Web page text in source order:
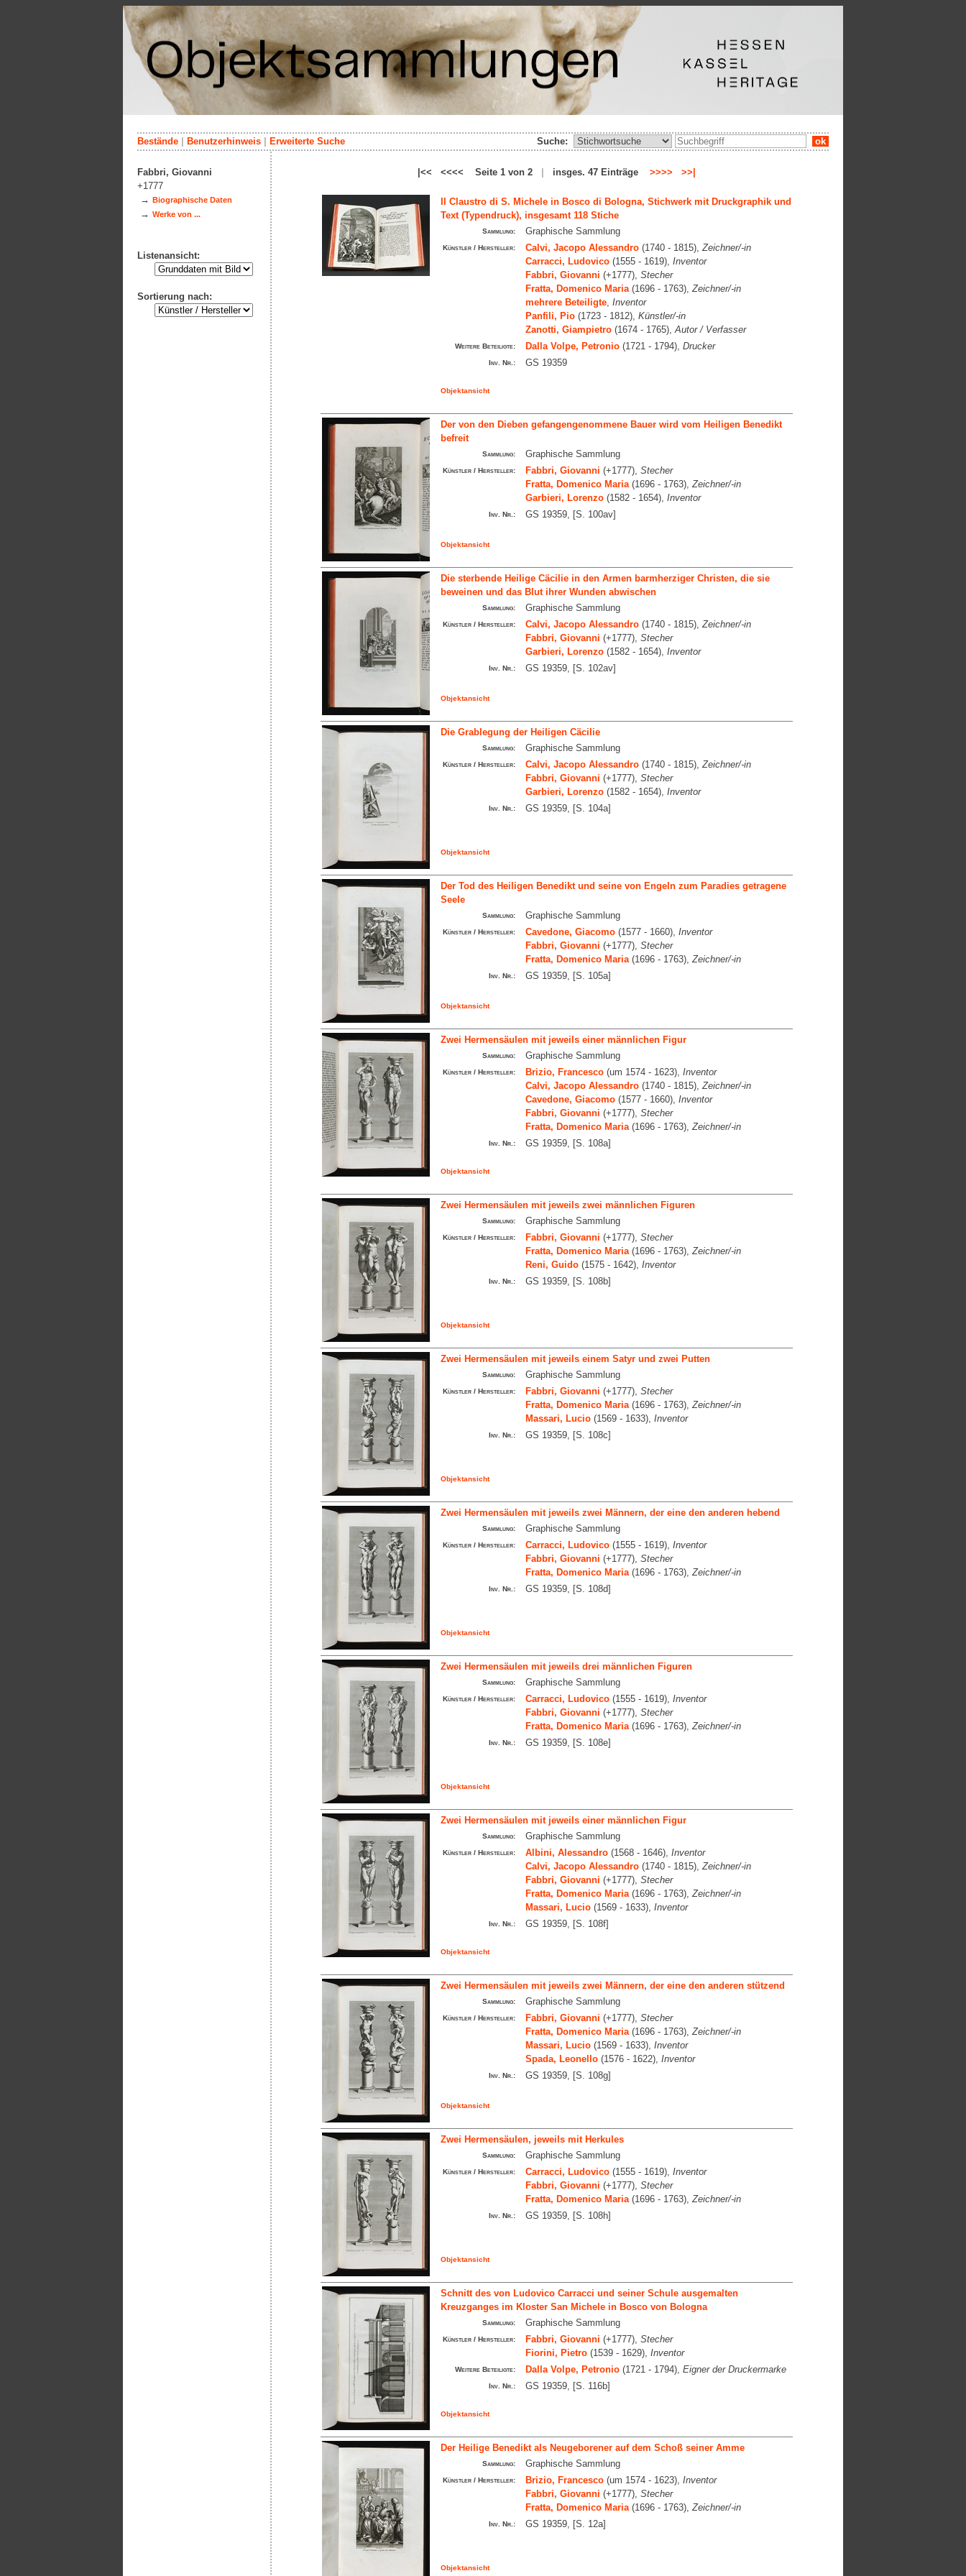
Suche: ok
Bestände Benutzerhinweis Erweiterte Suche
|<< <<<< Seite 1 von 2 insges. 47 Einträge >>>> >>|
Il Claustro di S. Michele in Bosco di Bologna, Stichwerk mit Druckgraphik und
Text (Typendruck), insgesamt 118 Stiche
Sammlung: Graphische Sammlung
Künstler / Hersteller: Calvi, Jacopo Alessandro(1740 - 1815),Zeichner/-in
Carracci, Ludovico(1555 - 1619), Inventor
Fabbri, Giovanni (+1777), Stecher
Fratta, Domenico Maria(1696 - 1763),Zeichner/-in
mehrere Beteiligte, Inventor
Panfili, Pio(1723 - 1812), Künstler/-in
Zanotti, Giampietro(1674 - 1765),Autor / Verfasser
Weitere Beteiligte: Dalla Volpe, Petronio(1721 - 1794), Drucker
Inv. Nr.: GS 19359
Objektansicht
Der von den Dieben gefangengenommene Bauer wird vom Heiligen Benedikt
befreit
Sammlung: Graphische Sammlung
Künstler / Hersteller: Fabbri, Giovanni (+1777), Stecher
Fratta, Domenico Maria(1696 - 1763),Zeichner/-in
Garbieri, Lorenzo(1582 - 1654), Inventor
Inv. Nr.: GS 19359, [S. 100av]
Objektansicht
Die sterbende Heilige Cäcilie in den Armen barmherziger Christen, die sie
beweinen und das Blut ihrer Wunden abwischen
Sammlung: Graphische Sammlung
Künstler / Hersteller: Calvi, Jacopo Alessandro(1740 - 1815),Zeichner/-in
Fabbri, Giovanni (+1777), Stecher
Garbieri, Lorenzo(1582 - 1654), Inventor
Inv. Nr.: GS 19359, [S. 102av]
Objektansicht
Die Grablegung der Heiligen Cäcilie
Sammlung: Graphische Sammlung
Künstler / Hersteller: Calvi, Jacopo Alessandro(1740 - 1815),Zeichner/-in
Fabbri, Giovanni (+1777), Stecher
Garbieri, Lorenzo(1582 - 1654), Inventor
Inv. Nr.: GS 19359, [S. 104a]
Objektansicht
Der Tod des Heiligen Benedikt und seine von Engeln zum Paradies getragene
Seele
Sammlung: Graphische Sammlung
Künstler / Hersteller: Cavedone, Giacomo(1577 - 1660), Inventor
Fabbri, Giovanni (+1777), Stecher
Fratta, Domenico Maria(1696 - 1763),Zeichner/-in
Inv. Nr.: GS 19359, [S. 105a]
Objektansicht
Zwei Hermensäulen mit jeweils einer männlichen Figur
Sammlung: Graphische Sammlung
Künstler / Hersteller: Brizio, Francesco(um 1574 - 1623), Inventor
Calvi, Jacopo Alessandro(1740 - 1815),Zeichner/-in
Cavedone, Giacomo(1577 - 1660), Inventor
Fabbri, Giovanni (+1777), Stecher
Fratta, Domenico Maria(1696 - 1763),Zeichner/-in
Inv. Nr.: GS 19359, [S. 108a]
Objektansicht
Zwei Hermensäulen mit jeweils zwei männlichen Figuren
Sammlung: Graphische Sammlung
Künstler / Hersteller: Fabbri, Giovanni (+1777), Stecher
Fratta, Domenico Maria(1696 - 1763),Zeichner/-in
Reni, Guido(1575 - 1642), Inventor
Inv. Nr.: GS 19359, [S. 108b]
Objektansicht
Zwei Hermensäulen mit jeweils einem Satyr und zwei Putten
Sammlung: Graphische Sammlung
Künstler / Hersteller: Fabbri, Giovanni (+1777), Stecher
Fratta, Domenico Maria(1696 - 1763),Zeichner/-in
Massari, Lucio(1569 - 1633), Inventor
Inv. Nr.: GS 19359, [S. 108c]
Objektansicht
Zwei Hermensäulen mit jeweils zwei Männern, der eine den anderen hebend
Sammlung: Graphische Sammlung
Künstler / Hersteller: Carracci, Ludovico(1555 - 1619), Inventor
Fabbri, Giovanni (+1777), Stecher
Fratta, Domenico Maria(1696 - 1763),Zeichner/-in
Inv. Nr.: GS 19359, [S. 108d]
Objektansicht
Zwei Hermensäulen mit jeweils drei männlichen Figuren
Sammlung: Graphische Sammlung
Künstler / Hersteller: Carracci, Ludovico(1555 - 1619), Inventor
Fabbri, Giovanni (+1777), Stecher
Fratta, Domenico Maria(1696 - 1763),Zeichner/-in
Inv. Nr.: GS 19359, [S. 108e]
Objektansicht
Zwei Hermensäulen mit jeweils einer männlichen Figur
Sammlung: Graphische Sammlung
Künstler / Hersteller: Albini, Alessandro(1568 - 1646), Inventor
Calvi, Jacopo Alessandro(1740 - 1815),Zeichner/-in
Fabbri, Giovanni (+1777), Stecher
Fratta, Domenico Maria(1696 - 1763),Zeichner/-in
Massari, Lucio(1569 - 1633), Inventor
Inv. Nr.: GS 19359, [S. 108f]
Objektansicht
Zwei Hermensäulen mit jeweils zwei Männern, der eine den anderen stützend
Sammlung: Graphische Sammlung
Künstler / Hersteller: Fabbri, Giovanni (+1777), Stecher
Fratta, Domenico Maria(1696 - 1763),Zeichner/-in
Massari, Lucio(1569 - 1633), Inventor
Spada, Leonello(1576 - 1622), Inventor
Inv. Nr.: GS 19359, [S. 108g]
Objektansicht
Zwei Hermensäulen, jeweils mit Herkules
Sammlung: Graphische Sammlung
Künstler / Hersteller: Carracci, Ludovico(1555 - 1619), Inventor
Fabbri, Giovanni (+1777), Stecher
Fratta, Domenico Maria(1696 - 1763),Zeichner/-in
Inv. Nr.: GS 19359, [S. 108h]
Objektansicht
Schnitt des von Ludovico Carracci und seiner Schule ausgemalten
Kreuzganges im Kloster San Michele in Bosco von Bologna
Sammlung: Graphische Sammlung
Künstler / Hersteller: Fabbri, Giovanni (+1777), Stecher
Fiorini, Pietro(1539 - 1629), Inventor
Weitere Beteiligte: Dalla Volpe, Petronio(1721 - 1794), Eigner der Druckermarke
Inv. Nr.: GS 19359, [S. 116b]
Objektansicht
Der Heilige Benedikt als Neugeborener auf dem Schoß seiner Amme
Sammlung: Graphische Sammlung
Künstler / Hersteller: Brizio, Francesco(um 1574 - 1623), Inventor
Fabbri, Giovanni (+1777), Stecher
Fratta, Domenico Maria(1696 - 1763),Zeichner/-in
Inv. Nr.: GS 19359, [S. 12a]
Objektansicht
Fabbri, Giovanni
+1777
→ Biographische Daten
→ Werke von ...
Listenansicht:
Sortierung nach: